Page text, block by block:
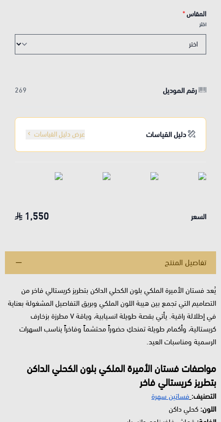
المقاس*
اختر
رقم الموديل 269
دليل القياسات عرض دليل القياسات
السعر 1,550
تفاصيل المنتج
يُعد فستان الأميرة الملكي بلون الكحلي الداكن بتطريز كريستالي فاخر من
التصاميم التي تجمع بين هيبة اللون الملكي وبريق التفاصيل المشغولة بعناية
في إطلالة راقية. يأتي بقصة طويلة انسيابية، وياقة V مطرزة بزخارف
كريستالية، وأكمام طويلة تمنحكِ حضوراً محتشماً وفاخراً يناسب السهرات
الرسمية ومناسبات العيد.
مواصفات فستان الأميرة الملكي بلون الكحلي الداكن
بتطريز كريستالي فاخر
التصنيف: فساتين سهرة
اللون: كحلي داكن